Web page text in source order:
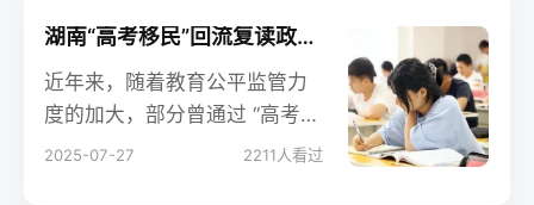
湖南“高考移民”回流复读政策风险
近年来，随着教育公平监管力
度的加大，部分曾通过 “高考移
民” 赴外省参加考试的湖南籍学
2025-07-27 2211 人看过